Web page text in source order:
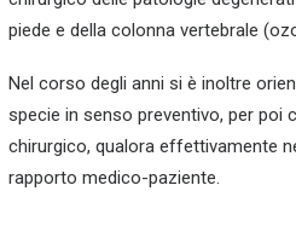
piede e della colonna vertebrale
Nel corso degli anni si è inoltre
specie in senso preventivo, per poi
chirurgico, qualora effettivamente
rapporto medico-paziente.